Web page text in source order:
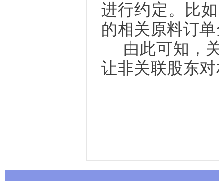
进行约定。比
的相关原料订
由此可知，关
让非关联股东